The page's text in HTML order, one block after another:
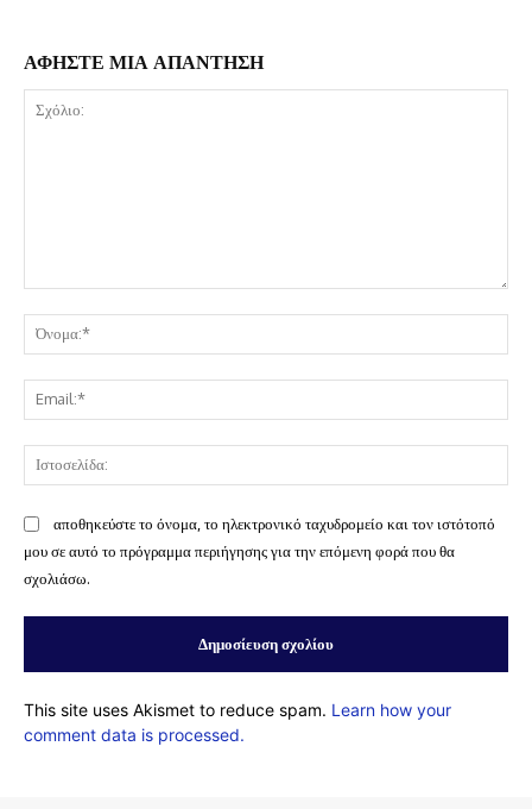
ΑΦΗΣΤΕ ΜΙΑ ΑΠΑΝΤΗΣΗ
αποθηκεύστε το όνομα, το ηλεκτρονικό ταχυδρομείο και τον ιστότοπό
μου σε αυτό το πρόγραμμα περιήγησης για την επόμενη φορά που θα
σχολιάσω.
This site uses Akismet to reduce spam. Learn how your
comment data is processed.